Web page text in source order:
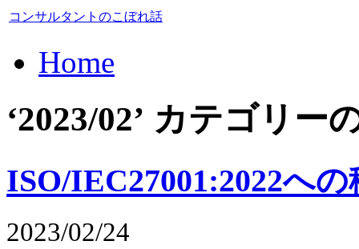
コンサルタントのこぼれ話
Home
‘2023/02’ カテゴリー
ISO/IEC27001:2022へ
2023/02/24